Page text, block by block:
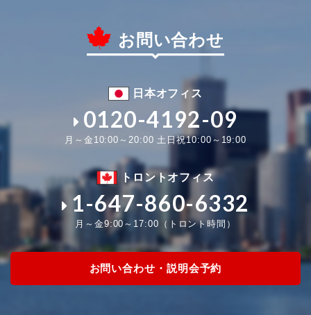
お問い合わせ
日本オフィス
0120-4192-09
月～金10:00～20:00 土日祝10:00～19:00
トロントオフィス
1-647-860-6332
月～金9:00～17:00（トロント時間）
お問い合わせ・説明会予約